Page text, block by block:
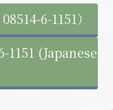
6-1151）
(Japanese